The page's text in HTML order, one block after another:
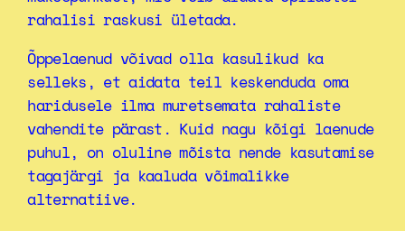
rahalisi raskusi ületada.
Õppelaenud võivad olla kasulikud ka
selleks, et aidata teil keskenduda oma
haridusele ilma muretsemata rahaliste
vahendite pärast. Kuid nagu kõigi laenude
puhul, on oluline mõista nende kasutamise
tagajärgi ja kaaluda võimalikke
alternatiive.